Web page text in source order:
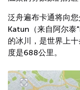
泛舟遍布卡通将向
Katun（来自阿尔
的冰川，是世界上
度是688公里。